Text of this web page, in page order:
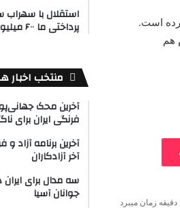
در وزن ۶۷ کیلوگرم برگزار نکرده است.
محمدیی در وزن ۹۷ کیلوگرم هم
استقلال با
پرداختی ما ۶۰۰ میلیون بود
منتخب اخبار
آخرین محک
فرنگی ایران برای
آخرین برنامه آزاد
آخر آزادکاران
سه مدال برای
جوانان آسیا